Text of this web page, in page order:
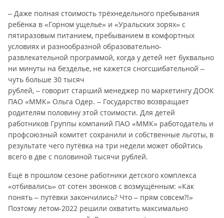
– Даже полная стоимость трёхнедельного пребывания
ребёнка в «Горном ущелье» и «Уральских зорях» с
пятиразовым питанием, пребыванием в комфортных
условиях и разнообразной образовательно-
развлекательной программой, когда у детей нет буквально
ни минуты на безделье, не кажется сногсшибательной –
чуть больше 30 тысяч
рублей, – говорит старший менеджер по маркетингу ДООК
ПАО «ММК» Ольга Одер. – Государство возвращает
родителям половину этой стоимости. Для детей
работников Группы компаний ПАО «ММК» работодатель и
профсоюзный комитет сохранили и собственные льготы, в
результате чего путёвка на три недели может обойтись
всего в две с половиной тысячи рублей.
Ещё в прошлом сезоне работники детского комплекса
«отбивались» от сотен звонков с возмущённым: «Как
понять – путёвки закончились? Что – прям совсем?!»
Поэтому летом-2022 решили охватить максимально